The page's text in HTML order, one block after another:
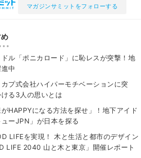
マガジンサミットをフォローする
ル「ポニカロード」に恥レスが突撃！地
中
プ式会社ハイパーモチベーションに突
る3人の思いとは
がHAPPYになる方法を探せ」！地下アイド
ーJPN」が日本を探る
LIFEを実現！ 木と生活と都市のデザイン
LIFE 2040 山と木と東京」開催レポート